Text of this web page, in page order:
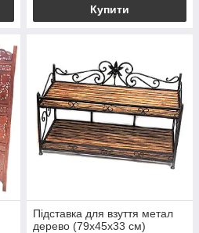
Купити
Підставка для взуття метал
дерево (79х45х33 см)